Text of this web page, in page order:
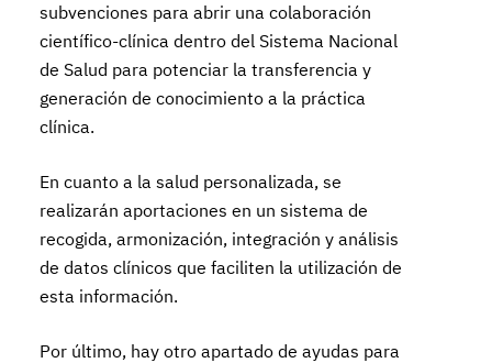
subvenciones para abrir una colaboración
científico-clínica dentro del Sistema Nacional
de Salud para potenciar la transferencia y
generación de conocimiento a la práctica
clínica.
En cuanto a la salud personalizada, se
realizarán aportaciones en un sistema de
recogida, armonización, integración y análisis
de datos clínicos que faciliten la utilización de
esta información.
Por último, hay otro apartado de ayudas para